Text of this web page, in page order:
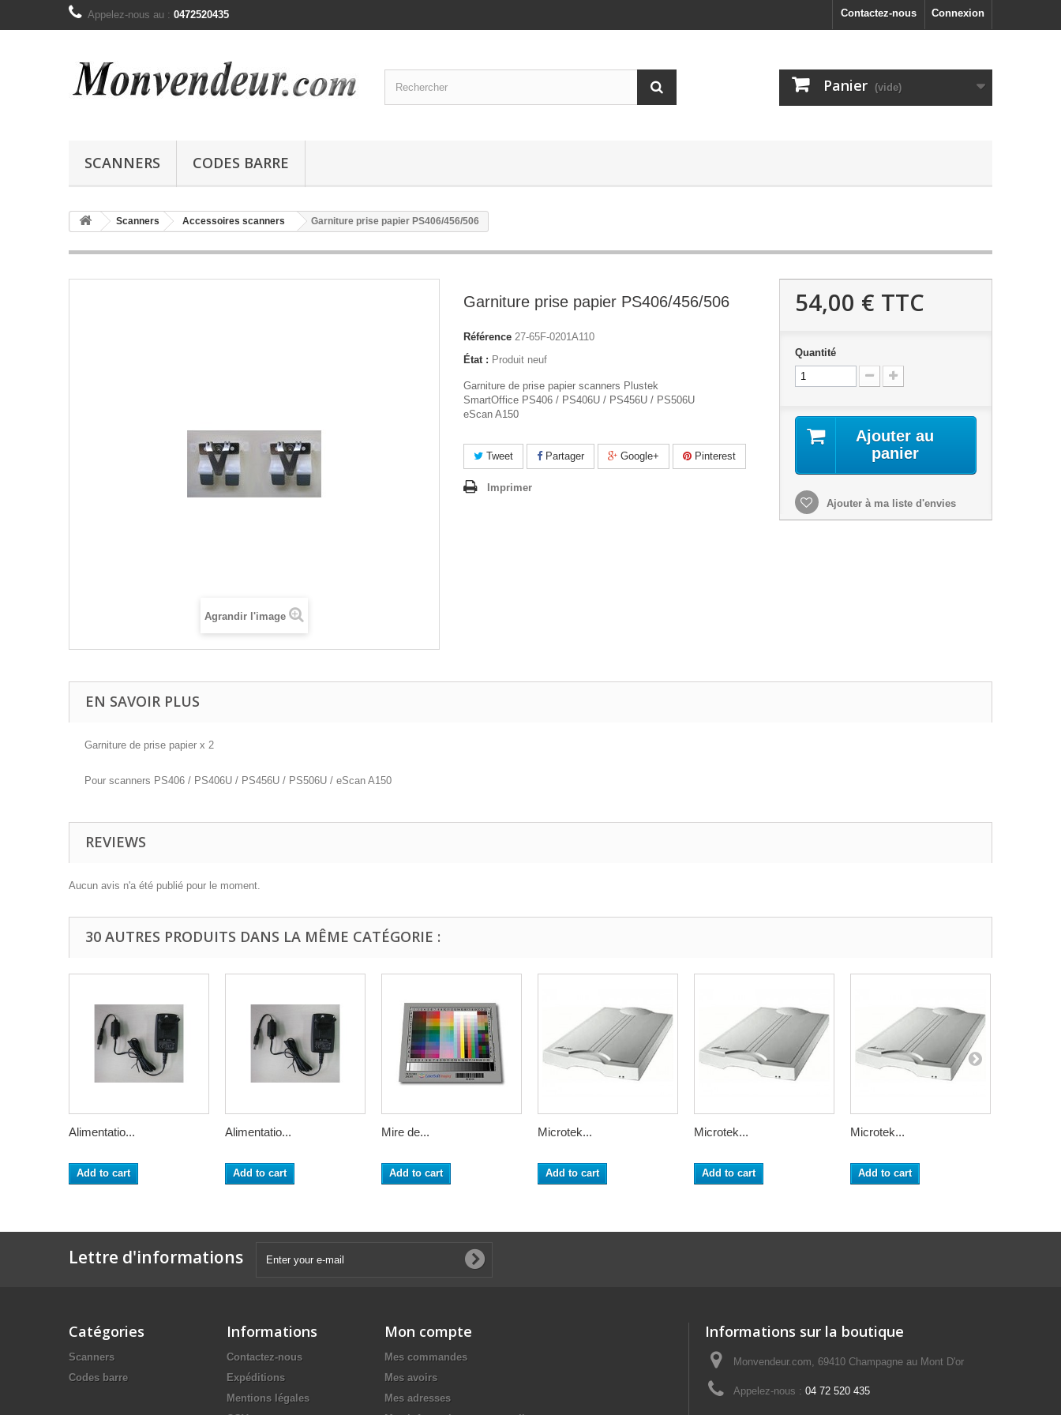
Connexion
Contactez-nous
Appelez-nous au : 0472520435
Panier (vide)
SCANNERS CODES BARRE
Scanners Accessoires scanners Garniture prise papier PS406/456/506
Agrandir l'image
Garniture prise papier PS406/456/506
Référence 27-65F-0201A110
État : Produit neuf
Garniture de prise papier scanners Plustek
SmartOffice PS406 / PS406U / PS456U / PS506U
eScan A150
Tweet Partager Google+ Pinterest
Imprimer
54,00 € TTC
Quantité
Ajouter au
panier
Ajouter à ma liste d'envies
EN SAVOIR PLUS
Garniture de prise papier x 2
Pour scanners PS406 / PS406U / PS456U / PS506U / eScan A150
REVIEWS
Aucun avis n'a été publié pour le moment.
30 AUTRES PRODUITS DANS LA MÊME CATÉGORIE :
Alimentatio...
Add to cart
Alimentatio...
Add to cart
Mire de...
Add to cart
Microtek...
Add to cart
Microtek...
Add to cart
Microtek...
Add to cart
Lettre d'informations
Catégories
Scanners
Codes barre
Informations
Contactez-nous
Expéditions
Mentions légales
Mon compte
Mes commandes
Mes avoirs
Mes adresses
Informations sur la boutique
Monvendeur.com, 69410 Champagne au Mont D'or
Appelez-nous : 04 72 520 435